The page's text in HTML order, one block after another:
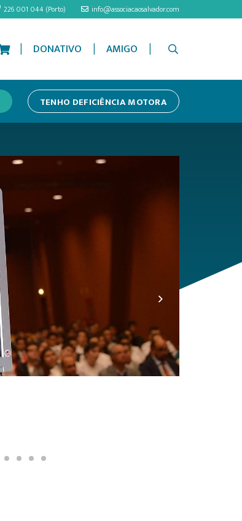
226 001 044 (Porto) info@associacaosalvador.com
| DONATIVO | AMIGO |
TENHO DEFICIÊNCIA MOTORA